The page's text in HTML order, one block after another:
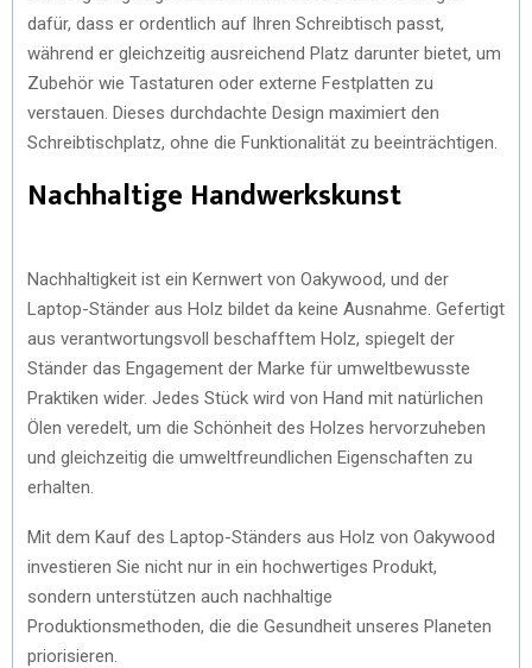
dafür, dass er ordentlich auf Ihren Schreibtisch passt,
während er gleichzeitig ausreichend Platz darunter bietet, um
Zubehör wie Tastaturen oder externe Festplatten zu
verstauen. Dieses durchdachte Design maximiert den
Schreibtischplatz, ohne die Funktionalität zu beeinträchtigen.
Nachhaltige Handwerkskunst
Nachhaltigkeit ist ein Kernwert von Oakywood, und der
Laptop-Ständer aus Holz bildet da keine Ausnahme. Gefertigt
aus verantwortungsvoll beschafftem Holz, spiegelt der
Ständer das Engagement der Marke für umweltbewusste
Praktiken wider. Jedes Stück wird von Hand mit natürlichen
Ölen veredelt, um die Schönheit des Holzes hervorzuheben
und gleichzeitig die umweltfreundlichen Eigenschaften zu
erhalten.
Mit dem Kauf des Laptop-Ständers aus Holz von Oakywood
investieren Sie nicht nur in ein hochwertiges Produkt,
sondern unterstützen auch nachhaltige
Produktionsmethoden, die die Gesundheit unseres Planeten
priorisieren.